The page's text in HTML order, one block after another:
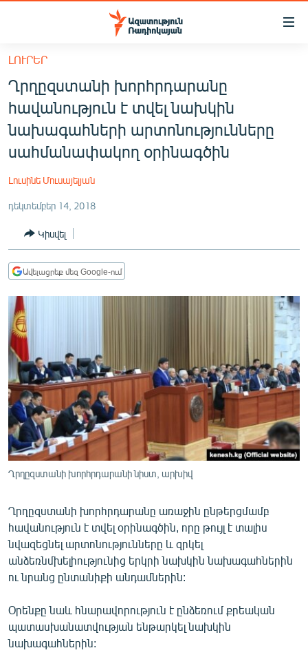
Մատչելիության
հիմնական
բովանդակությանը
Անցնել
հիմնական
մենյուին
Որոնում
ՀԱՅԱՍՏԱՆ
ՔԱՂԱՔԱԿԱՆ
ԸՆՏՐՈՒԹՅՈՒՆՆԵՐ 2026
ՊԱՏԵՐԱԶՄԻ 6 ՇԱԲԱԹՆԵՐԸ
ՏԱՐԱԾԱՇՐՋԱՆ
ՄԻՋԱԶԳԱՅԻՆ
ՄՇԱԿՈՒՅԹ
ՍՊՈՐՏ
ՄԵԿՆԱԲԱՆՈՒԹՅՈՒՆ
ՏՏ ԵՒ ԻՆՏԵՐՆԵՏ
ԿՈՐՈՆԱՎԻՐՈՒՍ
ԱՐԽԻՎ
ԲԱՆԱՎԵՃ
ՁԳՏԵԼՈՎ ԼԱՎԱԳՈՒՅՆԻՆ
ՓՈԴՔԱՍԹ
Հայերեն
English
Русский
ԼՈՒՐԵՐ
Ղրղըզստանի խորհրդարանը
հավանություն է տվել նախկին
նախագահների արտոնությունները
սահմանափակող օրինագծին
Լուսինե Մուսայելյան
դեկտեմբեր 14, 2018
Կիսվել
Ավելացրեք մեզ Google-ում
Ղրղըզստանի խորհրդարանի նիստ, արխիվ
Ղրղըզստանի խորհրդարանը առաջին ընթերցմամբ
հավանություն է տվել օրինագծին, որը թույլ է տալիս
նվազեցնել արտոնությունները և զրկել
անձեռնմխելիությունից երկրի նախկին նախագահներին
ու նրանց ընտանիքի անդամներին:
Օրենքը նաև հնարավորություն է ընձեռում քրեական
պատասխանատվության ենթարկել նախկին
նախագահներին: